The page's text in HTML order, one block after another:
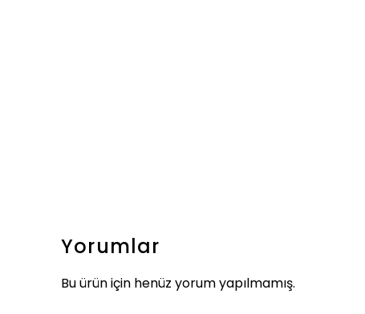
Yorumlar
Bu ürün için henüz yorum yapılmamış.